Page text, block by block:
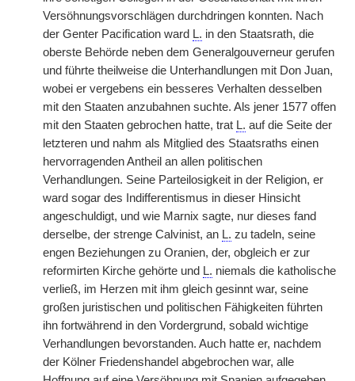
Versöhnungsvorschlägen durchdringen konnten. Nach
der Genter Pacification ward L. in den Staatsrath, die
oberste Behörde neben dem Generalgouverneur gerufen
und führte theilweise die Unterhandlungen mit Don Juan,
wobei er vergebens ein besseres Verhalten desselben
mit den Staaten anzubahnen suchte. Als jener 1577 offen
mit den Staaten gebrochen hatte, trat L. auf die Seite der
letzteren und nahm als Mitglied des Staatsraths einen
hervorragenden Antheil an allen politischen
Verhandlungen. Seine Parteilosigkeit in der Religion, er
ward sogar des Indifferentismus in dieser Hinsicht
angeschuldigt, und wie Marnix sagte, nur dieses fand
derselbe, der strenge Calvinist, an L. zu tadeln, seine
engen Beziehungen zu Oranien, der, obgleich er zur
reformirten Kirche gehörte und L. niemals die katholische
verließ, im Herzen mit ihm gleich gesinnt war, seine
großen juristischen und politischen Fähigkeiten führten
ihn fortwährend in den Vordergrund, sobald wichtige
Verhandlungen bevorstanden. Auch hatte er, nachdem
der Kölner Friedenshandel abgebrochen war, alle